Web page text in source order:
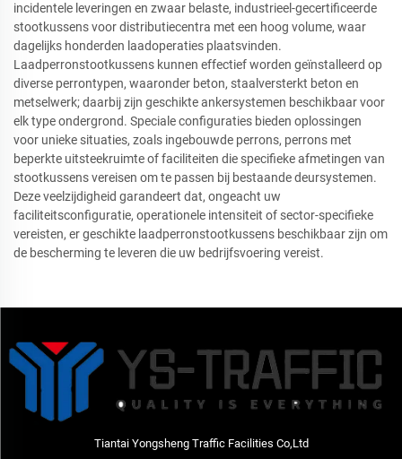
incidentele leveringen en zwaar belaste, industrieel-gecertificeerde
stootkussens voor distributiecentra met een hoog volume, waar
dagelijks honderden laadoperaties plaatsvinden.
Laadperronstootkussens kunnen effectief worden geïnstalleerd op
diverse perrontypen, waaronder beton, staalversterkt beton en
metselwerk; daarbij zijn geschikte ankersystemen beschikbaar voor
elk type ondergrond. Speciale configuraties bieden oplossingen
voor unieke situaties, zoals ingebouwde perrons, perrons met
beperkte uitsteekruimte of faciliteiten die specifieke afmetingen van
stootkussens vereisen om te passen bij bestaande deursystemen.
Deze veelzijdigheid garandeert dat, ongeacht uw
faciliteitsconfiguratie, operationele intensiteit of sector-specifieke
vereisten, er geschikte laadperronstootkussens beschikbaar zijn om
de bescherming te leveren die uw bedrijfsvoering vereist.
Tiantai Yongsheng Traffic Facilities Co,Ltd